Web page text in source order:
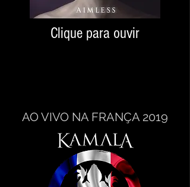
Clique para ouvir
AO VIVO NA FRANÇA 2019